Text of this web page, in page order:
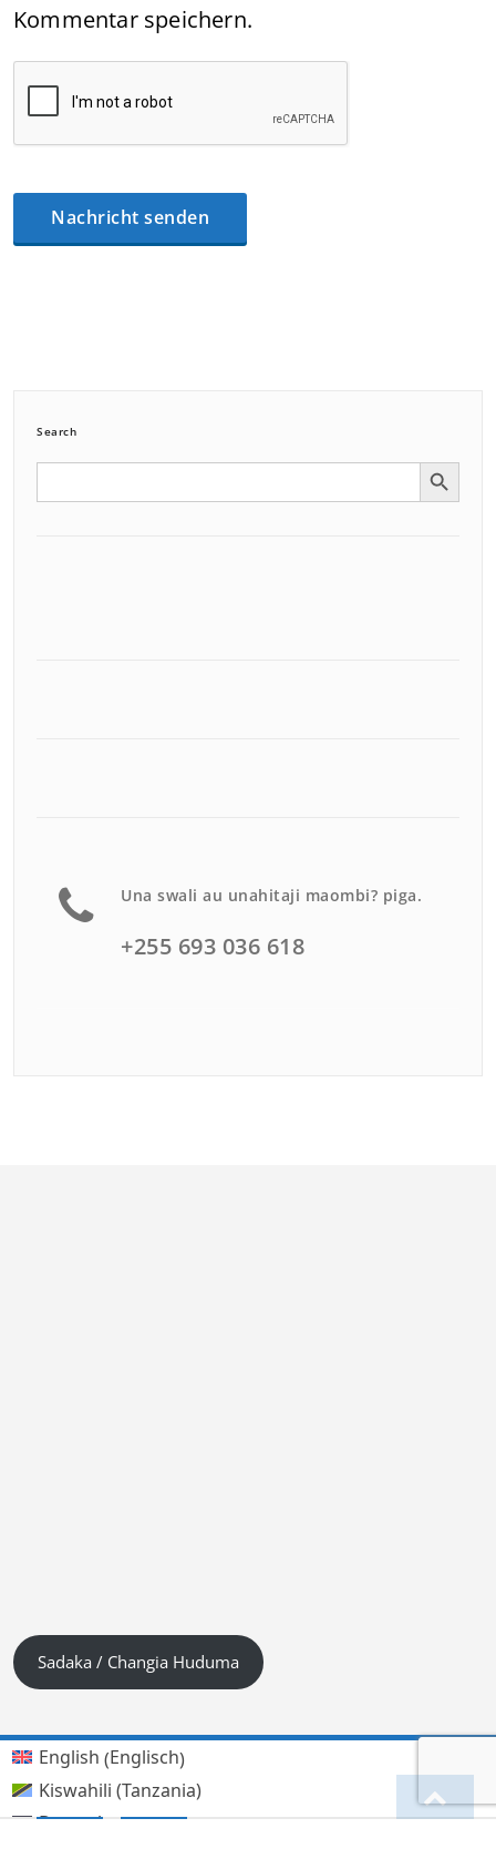
Kommentar speichern.
Search
Search Search Button
Una swali au unahitaji maombi? piga.
+255 693 036 618
Sadaka / Changia Huduma
English (Englisch)
Kiswahili (Tanzania)
Deutsch